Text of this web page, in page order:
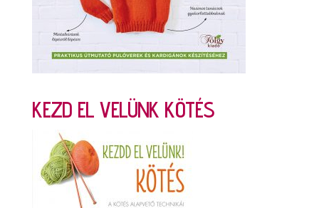
KEZD EL VELÜNK KÖTÉS